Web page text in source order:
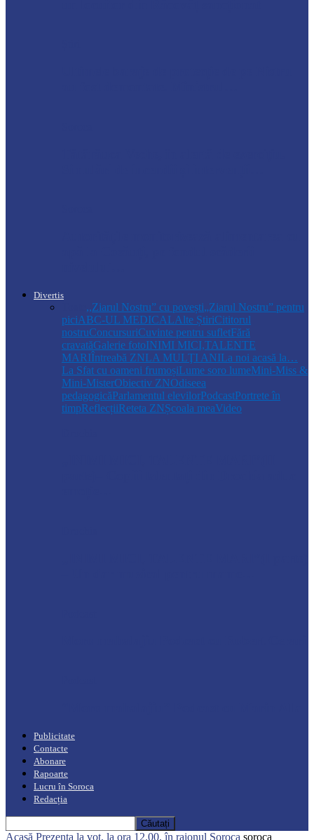
Divertis
,,Ziarul Nostru” cu povești„Ziarul Nostru” pentru
piciABC-UL MEDICALAlte ȘtiriCititorul
nostruConcursuriCuvinte pentru sufletFără
cravatăGalerie fotoINIMI MICI,TALENTE
MARIÎntreabă ZNLA MULŢI ANILa noi acasă la…
La Sfat cu oameni frumoșiLume soro lumeMini-Miss &
Mini-MisterObiectiv ZNOdiseea
pedagogicăParlamentul elevilorPodcastPortrete în
timpReflecțiiReteta ZNȘcoala meaVideo
Publicitate
Contacte
Abonare
Rapoarte
Lucru în Soroca
Redacția
Acasă Prezența la vot, la ora 12.00, în raionul Soroca soroca